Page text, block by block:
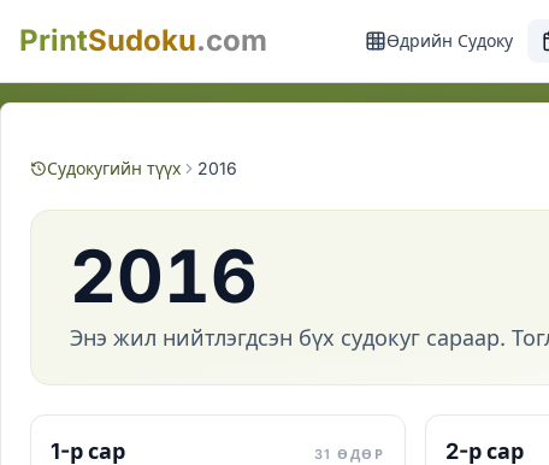
PrintSudoku.com Өдрийн Судоку
Судокугийн түүх 2016
2016
Энэ жил нийтлэгдсэн бүх судокуг сараар.
1-р сар 31 ӨДӨР 2-р сар